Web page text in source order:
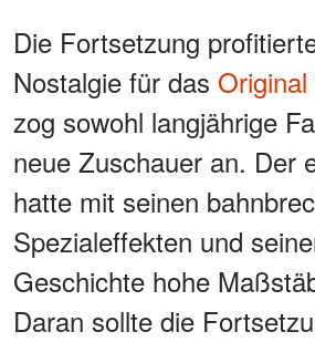
Die Fortsetzung
Nostalgie für das Original
zog sowohl langjährige
neue Zuschauer an. Der
hatte mit seinen
Spezialeffekten und
Geschichte hohe
Daran sollte die